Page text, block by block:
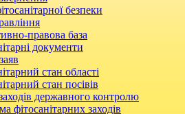
безпеки
правова база
документи
стан області
стан посівів
державного контролю
фітосанітарних заходів